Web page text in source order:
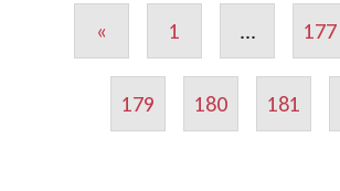
« 1 ... 177
179 180 181